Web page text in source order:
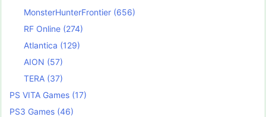
MonsterHunterFrontier (656)
RF Online (274)
Atlantica (129)
AION (57)
TERA (37)
PS VITA Games (17)
PS3 Games (46)